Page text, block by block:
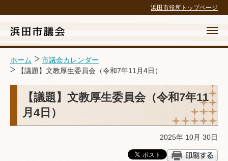
浜田市役所トップページ
ホーム
議会の概要
ホーム
市議会カレンダー
【議題】文教厚生委員会（令和7年11月4日）
【議題】文教厚生委員会（令和7年11
月4日）
2025年 10月 30日